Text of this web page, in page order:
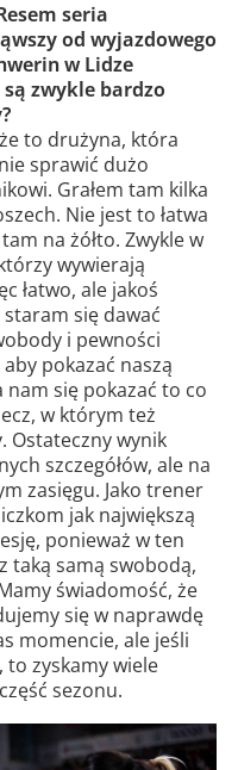
seria
od wyjazdowego
w Lidze
zwykle bardzo
to drużyna, która
sprawić dużo
Grałem tam kilka
Nie jest to łatwa
na żółto. Zwykle w
wywierają
łatwo, ale jakoś
się dawać
i pewności
pokazać naszą
się pokazać to co
w którym też
Ostateczny wynik
szczegółów, ale na
zasięgu. Jako trener
jak największą
ponieważ w ten
taką samą swobodą,
świadomość, że
się w naprawdę
momencie, ale jeśli
zyskamy wiele
sezonu.